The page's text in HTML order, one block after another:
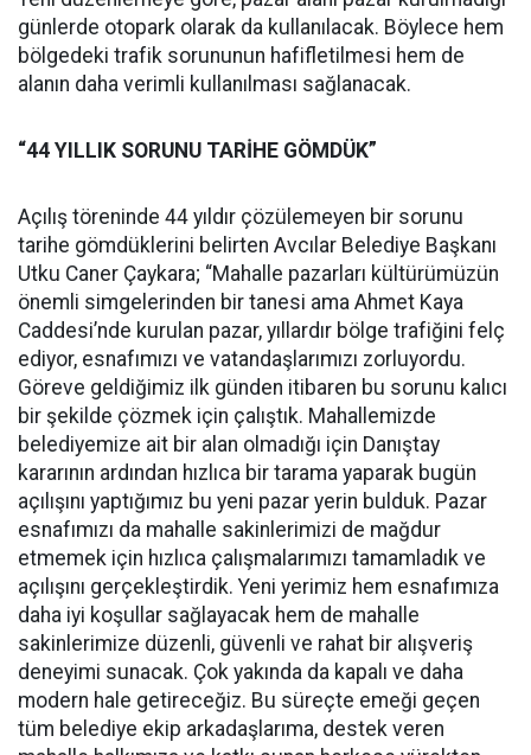
günlerde otopark olarak da kullanılacak. Böylece hem
bölgedeki trafik sorununun hafifletilmesi hem de
alanın daha verimli kullanılması sağlanacak.
“44 YILLIK SORUNU TARİHE GÖMDÜK”
Açılış töreninde 44 yıldır çözülemeyen bir sorunu
tarihe gömdüklerini belirten Avcılar Belediye Başkanı
Utku Caner Çaykara; “Mahalle pazarları kültürümüzün
önemli simgelerinden bir tanesi ama Ahmet Kaya
Caddesi’nde kurulan pazar, yıllardır bölge trafiğini felç
ediyor, esnafımızı ve vatandaşlarımızı zorluyordu.
Göreve geldiğimiz ilk günden itibaren bu sorunu kalıcı
bir şekilde çözmek için çalıştık. Mahallemizde
belediyemize ait bir alan olmadığı için Danıştay
kararının ardından hızlıca bir tarama yaparak bugün
açılışını yaptığımız bu yeni pazar yerin bulduk. Pazar
esnafımızı da mahalle sakinlerimizi de mağdur
etmemek için hızlıca çalışmalarımızı tamamladık ve
açılışını gerçekleştirdik. Yeni yerimiz hem esnafımıza
daha iyi koşullar sağlayacak hem de mahalle
sakinlerimize düzenli, güvenli ve rahat bir alışveriş
deneyimi sunacak. Çok yakında da kapalı ve daha
modern hale getireceğiz. Bu süreçte emeği geçen
tüm belediye ekip arkadaşlarıma, destek veren